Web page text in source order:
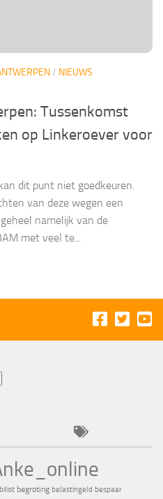
/ NIEUWS
Tussenkomst
op Linkeroever voor
dit punt niet goedkeuren.
van deze wegen een
namelijk van de
met veel te...
begroting belastingeld bespaar